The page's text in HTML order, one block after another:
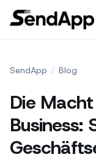
SendApp / Blog
Die
Business: